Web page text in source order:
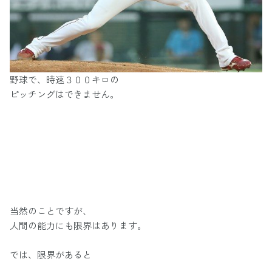
野球で、時速３００キロの
ピッチングはできません。
当然のことですが、
人間の能力にも限界はあります。
では、限界があると